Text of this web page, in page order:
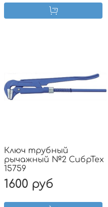
Ключ трубный
рычажный №2 СибрТех
15759
1600 руб